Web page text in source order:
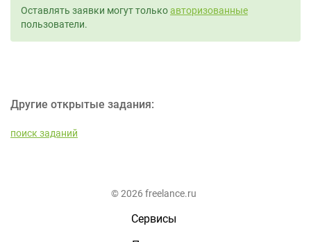
Оставлять заявки могут толькоавторизованные
пользователи.
Другие открытые задания:
поиск заданий
© 2026 freelance.ru
Сервисы